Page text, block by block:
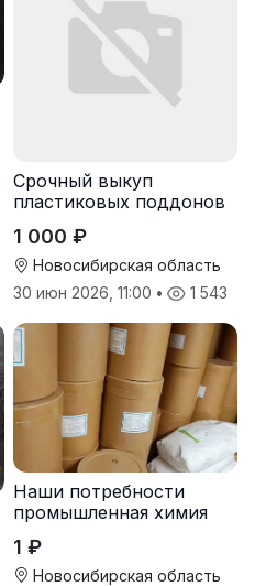
Срочный выкуп
пластиковых поддонов
Новосибирске
1 000 ₽
Новосибирская область
30 июн 2026, 11:00 • 1 543
Наши потребности
промышленная химия
1 ₽
Новосибирская область